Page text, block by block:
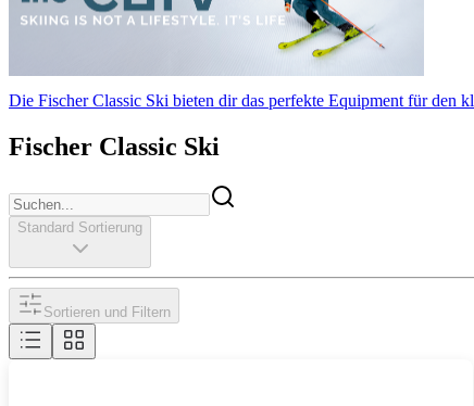
Die Fischer Classic Ski bieten dir das perfekte Equipment für den
Fischer Classic Ski
Standard Sortierung
Sortieren und Filtern